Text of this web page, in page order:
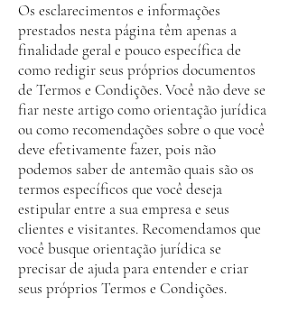
Os esclarecimentos e informações
prestados nesta página têm apenas a
finalidade geral e pouco específica de
como redigir seus próprios documentos
de Termos e Condições. Você não deve se
fiar neste artigo como orientação jurídica
ou como recomendações sobre o que você
deve efetivamente fazer, pois não
podemos saber de antemão quais são os
termos específicos que você deseja
estipular entre a sua empresa e seus
clientes e visitantes. Recomendamos que
você busque orientação jurídica se
precisar de ajuda para entender e criar
seus próprios Termos e Condições.